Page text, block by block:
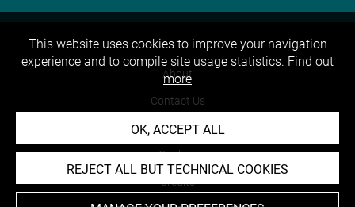
About
Contact Us
Terms of use
Cookies
Credits
This website uses cookies to improve your navigation
experience and to compile site usage statistics. Find out
more
OK, ACCEPT ALL
REJECT ALL BUT TECHNICAL COOKIES